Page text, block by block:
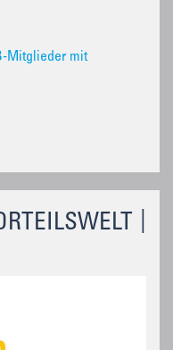
Mitglieder mit